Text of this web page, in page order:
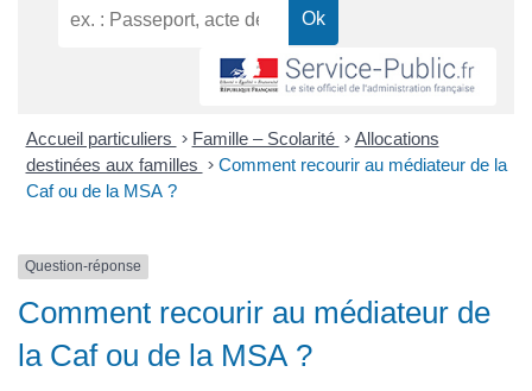
Accueil particuliers > Famille – Scolarité > Allocations
destinées aux familles > Comment recourir au médiateur de la
Caf ou de la MSA ?
Question-réponse
Comment recourir au médiateur de
la Caf ou de la MSA ?